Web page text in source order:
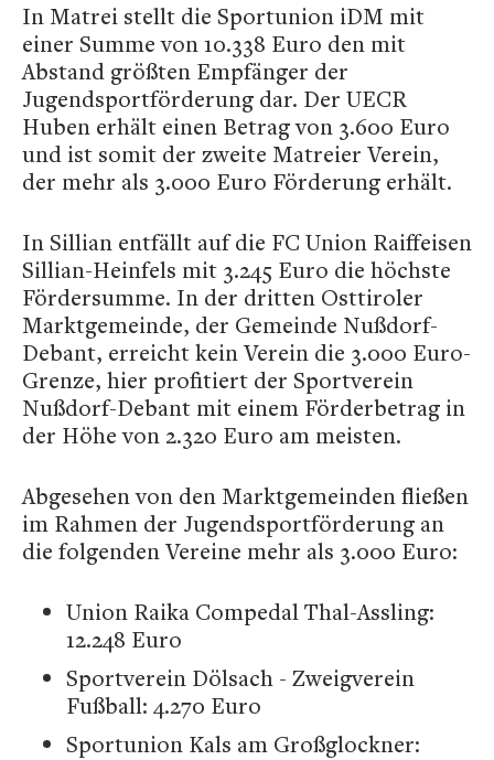
In Matrei stellt die Sportunion iDM mit
einer Summe von 10.338 Euro den mit
Abstand größten Empfänger der
Jugendsportförderung dar. Der UECR
Huben erhält einen Betrag von 3.600 Euro
und ist somit der zweite Matreier Verein,
der mehr als 3.000 Euro Förderung erhält.
In Sillian entfällt auf die FC Union Raiffeisen
Sillian-Heinfels mit 3.245 Euro die höchste
Fördersumme. In der dritten Osttiroler
Marktgemeinde, der Gemeinde Nußdorf-
Debant, erreicht kein Verein die 3.000 Euro-
Grenze, hier profitiert der Sportverein
Nußdorf-Debant mit einem Förderbetrag in
der Höhe von 2.320 Euro am meisten.
Abgesehen von den Marktgemeinden fließen
im Rahmen der Jugendsportförderung an
die folgenden Vereine mehr als 3.000 Euro:
Union Raika Compedal Thal-Assling:
12.248 Euro
Sportverein Dölsach - Zweigverein
Fußball: 4.270 Euro
Sportunion Kals am Großglockner: